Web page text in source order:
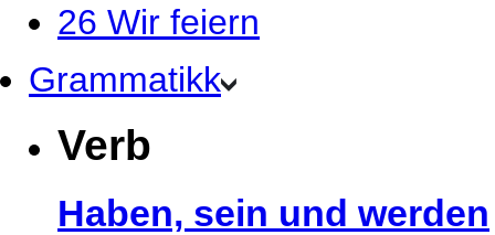
26 Wir feiern
Grammatikk
Verb
Haben, sein und werden